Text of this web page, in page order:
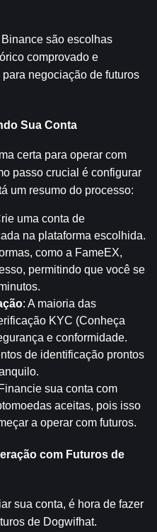
são escolhas
comprovado e
negociação de futuros
Sua Conta
certa para operar com
passo crucial é configurar
um resumo do processo:
uma conta de
na plataforma escolhida.
como a FameEX,
permitindo que você se
: A maioria das
KYC (Conheça
e conformidade.
de identificação prontos
sua conta com
aceitas, pois isso
a operar com futuros.
com Futuros de
sua conta, é hora de fazer
de Dogwifhat.